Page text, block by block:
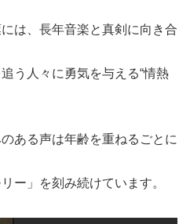
は、長年音楽と真剣に向き合
う人々に勇気を与える“情熱
ある声は年齢を重ねるごとに
ー」を刻み続けています。